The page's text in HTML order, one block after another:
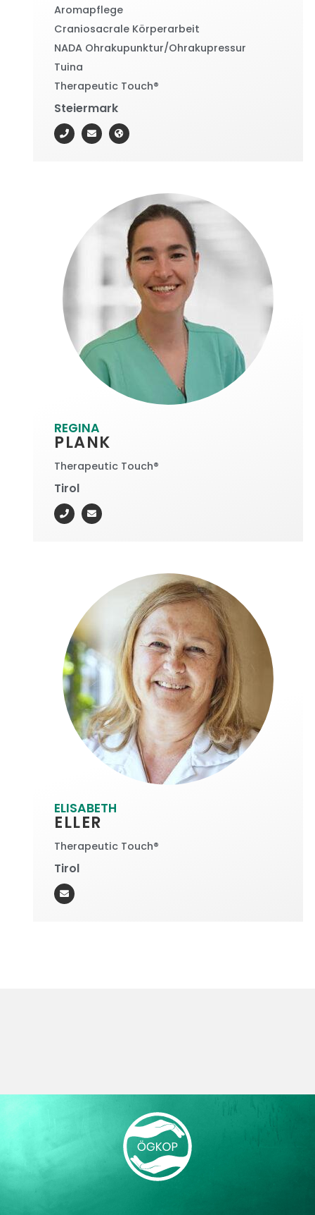
Aromapflege
Craniosacrale Körperarbeit
NADA Ohrakupunktur/Ohrakupressur
Tuina
Therapeutic Touch®
Steiermark
REGINA
PLANK
Therapeutic Touch®
Tirol
ELISABETH
ELLER
Therapeutic Touch®
Tirol